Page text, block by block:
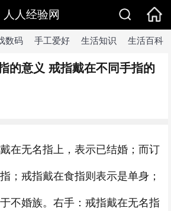
人人经验网
数码 手工爱好 生活知识 生活百科
的意义 戒指戴在不同手指的
在无名指上，表示已结婚；而订
；戒指戴在食指则表示是单身；
不婚族。右手：戒指戴在无名指